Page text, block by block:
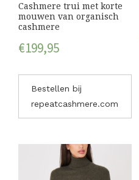
Cashmere trui met korte
mouwen van organisch
cashmere
€199,95
Bestellen bij
repeatcashmere.com